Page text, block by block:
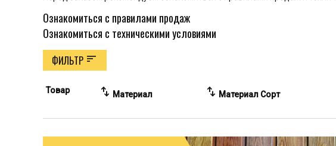
Ознакомиться с правилами продаж
Ознакомиться с техническими условиями
ФИЛЬТР sort
Товар swap_vert Материал swap_vert Материал Сорт